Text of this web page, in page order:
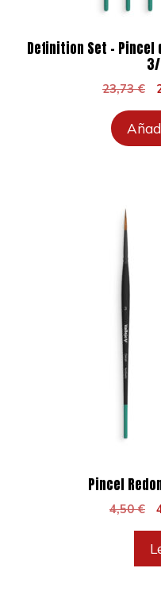
Definition Set –
23,73€
Pincel
4,50€